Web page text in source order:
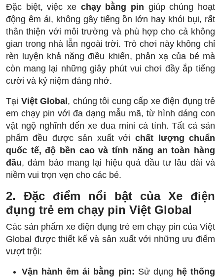
Đặc biệt, việc xe chạy bằng pin giúp chúng hoạt
động êm ái, không gây tiếng ồn lớn hay khói bụi, rất
thân thiện với môi trường và phù hợp cho cả không
gian trong nhà lẫn ngoài trời. Trò chơi này không chỉ
rèn luyện khả năng điều khiển, phản xạ của bé mà
còn mang lại những giây phút vui chơi đầy ắp tiếng
cười và kỷ niệm đáng nhớ.
Tại Việt Global, chúng tôi cung cấp xe điện đụng trẻ
em chạy pin với đa dạng mẫu mã, từ hình dáng con
vật ngộ nghĩnh đến xe đua mini cá tính. Tất cả sản
phẩm đều được sản xuất vớichất lượng chuẩn
quốc tế, độ bền cao và tính năng an toàn hàng
đầu, đảm bảo mang lại hiệu quả đầu tư lâu dài và
niềm vui trọn vẹn cho các bé.
2. Đặc điểm nổi bật của Xe điện
đụng trẻ em chạy pin Việt Global
Các sản phẩm xe điện đụng trẻ em chạy pin của Việt
Global được thiết kế và sản xuất với những ưu điểm
vượt trội:
Vận hành êm ái bằng pin: Sử dụng hệ thống